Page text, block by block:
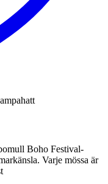
Boho Festival-
Varje mössa är